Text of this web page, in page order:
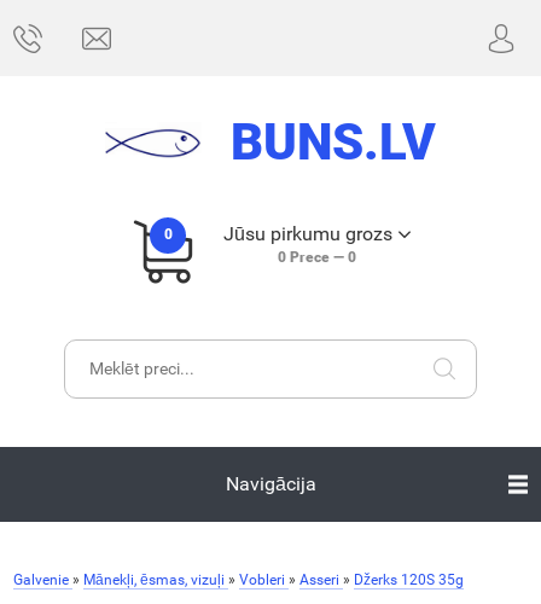
BUNS.LV
0 Jūsu pirkumu grozs
0Prece — 0
Navigācija
Galvenie » Mānekļi, ēsmas, vizuļi » Vobleri » Asseri » Džerks 120S 35g